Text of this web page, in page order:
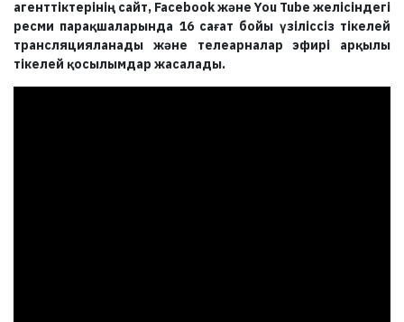
агенттіктерінің сайт, Facebook және You Tube желісіндегі
ресми парақшаларында 16 сағат бойы үзіліссіз тікелей
трансляцияланады және телеарналар эфирі арқылы
тікелей қосылымдар жасалады.